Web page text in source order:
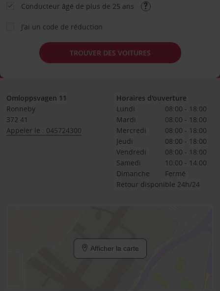
Conducteur âgé de plus de 25 ans
J’ai un code de réduction
TROUVER DES VOITURES
Omloppsvagen 11
Ronneby
372 41
Appeler le : 045724300
Horaires d'ouverture
Lundi
08:00 - 18:00
Mardi
08:00 - 18:00
Mercredi
08:00 - 18:00
Jeudi
08:00 - 18:00
Vendredi
08:00 - 18:00
Samedi
10:00 - 14:00
Dimanche
Fermé
Retour disponible 24h/24
Afficher la carte